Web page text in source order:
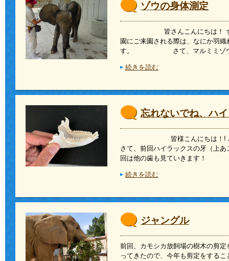
ゾウの身体測定
皆さんこんにちは！ ずいぶ
園にご来園される際は、なにか羽
す。 さて、マルミミゾ
続きを読む
忘れないでね、ハ
皆様こんにちは！!
さて、前回ハイラックスの牙（上
回は他の歯も見ていき
続きを読む
ジャングル
前回、カモシカ放飼場の樹木の剪
ってきたので、今年も剪定を